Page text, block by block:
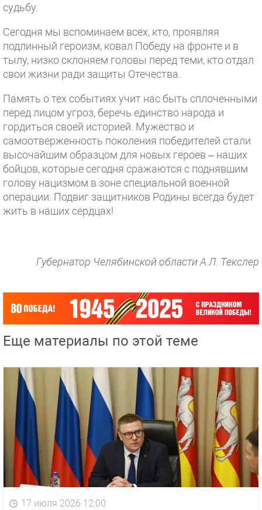
судьбу.
Сегодня мы вспоминаем всех, кто, проявляя
подлинный героизм, ковал Победу на фронте и в
тылу, низко склоняем головы перед теми, кто отдал
свои жизни ради защиты Отечества.
Память о тех событиях учит нас быть сплоченными
перед лицом угроз, беречь единство народа и
гордиться своей историей. Мужество и
самоотверженность поколения победителей стали
высочайшим образцом для новых героев – наших
бойцов, которые сегодня сражаются с поднявшим
голову нацизмом в зоне специальной военной
операции. Подвиг защитников Родины всегда будет
жить в наших сердцах!
Губернатор Челябинской области А.Л. Текслер
Еще материалы по этой теме
17 июля 2026 12:00